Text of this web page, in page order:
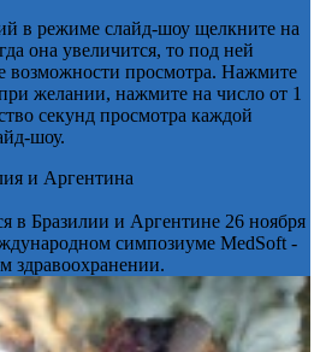
в режиме слайд-шоу щелкните на
она увеличится, то под ней
возможности просмотра. Нажмите
желании, нажмите на число от 1
секунд просмотра каждой
шоу.
и Аргентина
в Бразилии и Аргентине 26 ноября
симпозиуме MedSoft -
здравоохранении.